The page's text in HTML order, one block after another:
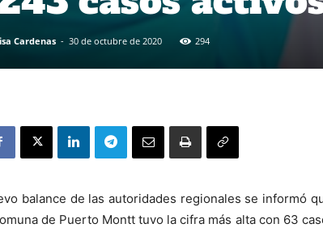
Cardenas - 30 de octubre de 2020 294
balance de las autoridades regionales se informó
de Puerto Montt tuvo la cifra más alta con 63